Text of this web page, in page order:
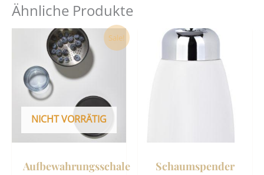
Ähnliche Produkte
Sale!
NICHT VORRÄTIG
Aufbewahrungsschale
Ursprünglicher
Preis
war:
37,95 €
Aktueller
Preis
Schaumspender